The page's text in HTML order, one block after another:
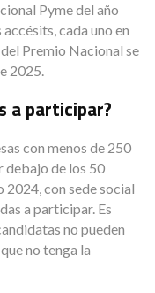
Pyme del año
cada uno en
Premio Nacional se
2025.
a participar?
con menos de 250
debajo de los 50
2024, con sede social
a participar. Es
no pueden
no tenga la